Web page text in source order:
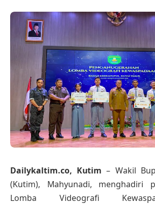
Dailykaltim.co, Kutim– Wakil
(Kutim), Mahyunadi, menghadiri
Lomba Videografi